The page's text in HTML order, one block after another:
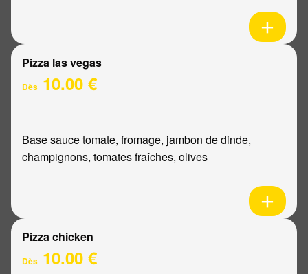
Pizza las vegas
Dès 10.00 €
Base sauce tomate, fromage, jambon de dinde,
champignons, tomates fraîches, olives
Pizza chicken
Dès 10.00 €